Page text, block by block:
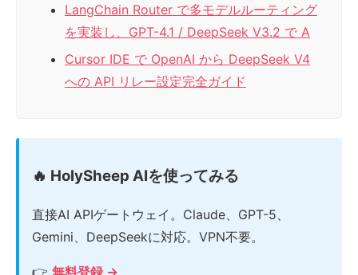
LangChain Router で多モデルルーティング
を実装し、GPT-4.1 / DeepSeek V3.2 で A
Cursor IDE で OpenAI から DeepSeek V4
への API リレー設定完全ガイド
🔥 HolySheep AIを使ってみる
直接AI APIゲートウェイ。Claude、GPT-5、
Gemini、DeepSeekに対応。VPN不要。